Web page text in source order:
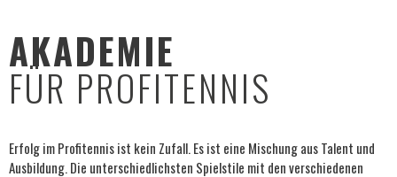
AKADEMIE
FÜR PROFITENNIS
Erfolg im Profitennis ist kein Zufall. Es ist eine Mischung aus Talent und
Ausbildung. Die unterschiedlichsten Spielstile mit den verschiedenen